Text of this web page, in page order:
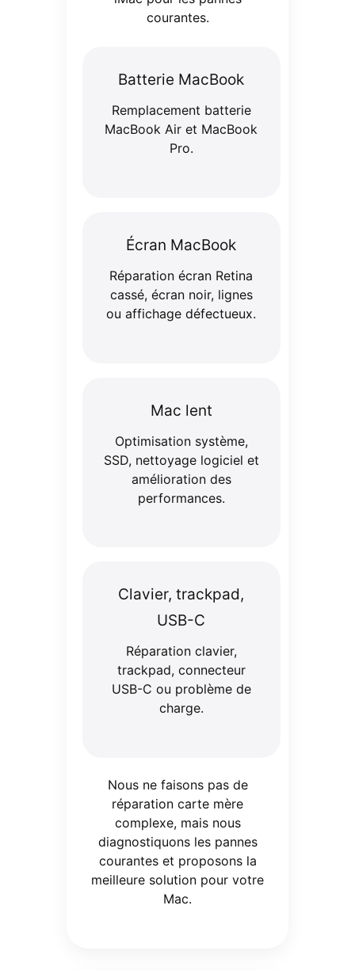
courantes.
Batterie MacBook
Remplacement batterie
MacBook Air et MacBook
Pro.
Écran MacBook
Réparation écran Retina
cassé, écran noir, lignes
ou affichage défectueux.
Mac lent
Optimisation système,
SSD, nettoyage logiciel et
amélioration des
performances.
Clavier, trackpad,
USB-C
Réparation clavier,
trackpad, connecteur
USB-C ou problème de
charge.
Nous ne faisons pas de
réparation carte mère
complexe, mais nous
diagnostiquons les pannes
courantes et proposons la
meilleure solution pour votre
Mac.